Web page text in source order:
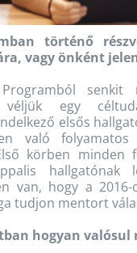
történő
vagy önként
senkit
egy
elsős
való
körben minden
hallgatónak
van, hogy a
tudjon mentort
hogyan valósul